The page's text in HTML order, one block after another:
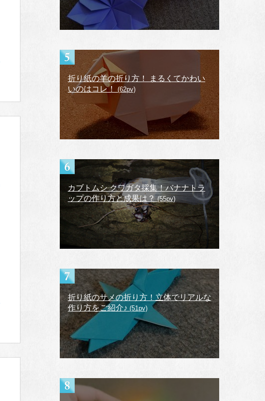
折り紙の羊の折り方！ まるくてかわい
いのはコレ！
(62pv)
カブトムシ クワガタ採集！バナナトラ
ップの作り方と成果は？ (55pv)
折り紙のサメの折り方！立体でリアルな
作り方をご紹介♪ (51pv)